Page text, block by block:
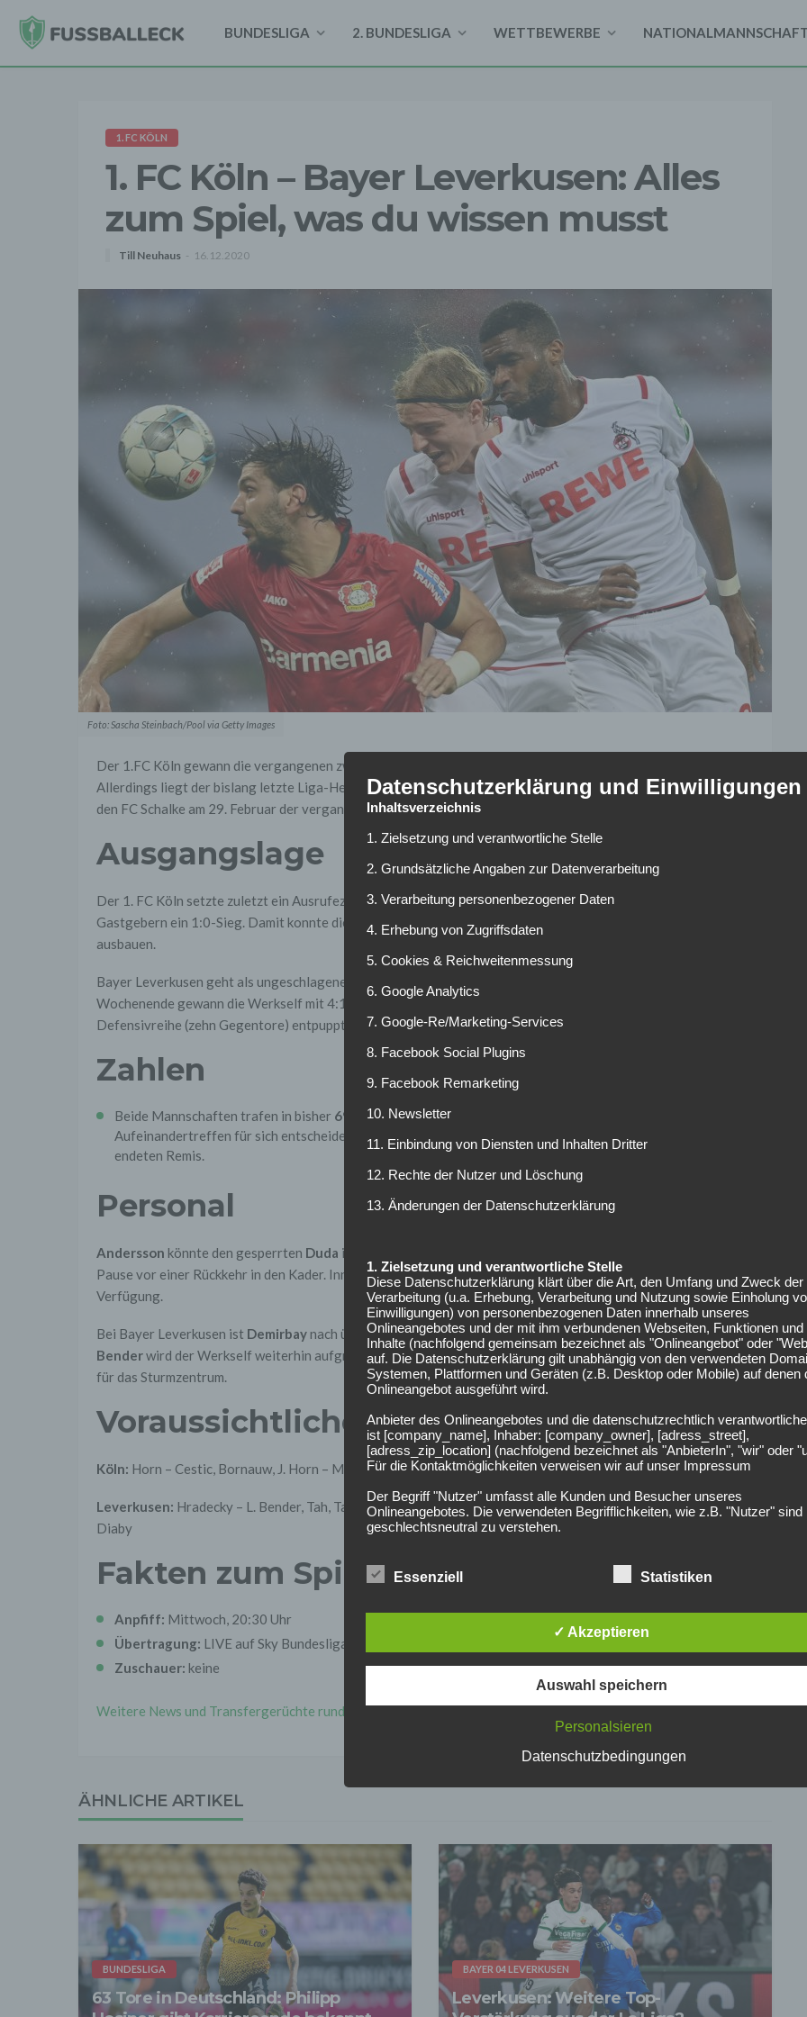
BUNDESLIGA 2. BUNDESLIGA WETTBEWERBE
1. FC KÖLN
1. FC Köln – Bayer Leverkusen: Alles
zum Spiel, was du wissen musst
Till Neuhaus 16.12.2020
Foto: Sascha Steinbach/Pool via Getty Images
Der 1.FC Köln gewann die vergangenen zwei Derbys gegen Leverkusen im eigenen Stadion jeweils mit 2:0.
Allerdings liegt der bislang letzte Liga-Heimsieg des FC über neun Monaten zurück – beim 3:0-Erfolg gegen
den FC Schalke am 29. Februar der vergangenen Spielzeit.
Ausgangslage
Der 1. FC Köln setzte zuletzt ein Ausrufezeichen im Abstiegskampf. Im Auswärtsspiel in Mainz gelang den
Gastgebern ein 1:0-Sieg. Damit konnte die Mannschaft den Vorsprung zum Relegationsplatz auf drei Punkte
ausbauen.
Bayer Leverkusen geht als ungeschlagener Tabellenführer in das Rheinderby gegen Köln. Am vergangenen
Wochenende gewann die Werkself mit 4:1 im Heimspiel gegen Hoffenheim. Insbesondere die stabile
Defensivreihe (zehn Gegentore) entpuppte sich zuletzt als Schlüssel des Erfolgs.
Zahlen
Beide Mannschaften trafen in bisher 69 Pflichtspielen aufeinander. Der 1. FC Köln konnte insgesamt
Aufeinandertreffen für sich entscheiden. Bayer Leverkusen gewann insgesamt
26 Duelle.
endeten Remis.
Personal
Andersson könnte den gesperrten Duda im Sturmzentrum vertreten. Kapitän
Pause vor einer Rückkehr in den Kader. InnenverteidigerCzichos steht den Gastgebern weiterhin nicht zur
Verfügung.
Bei Bayer Leverkusen ist Demirbay nach überstandener Covid-19-Erkrankung wieder einsatzbereit. Sven
Benderwird der Werkself weiterhin aufgrund Kapselverletzung fehlen.Alarioist eine Alternative zuSchick
für das Sturmzentrum.
Voraussichtliche Aufstellungen
Köln: Horn – Cestic, Bornauw, J. Horn – M. Wolf, Jakobs – Skhiri, Özcan – Rexhbecaj, Thielmann – Andersson
Leverkusen: Hradecky – L. Bender, Tah, Tapsoba, Sinkgraven – Baumgartlinger – Wirtz, Amiri – Bailey, Schick,
Diaby
Fakten zum Spiel
Anpfiff: Mittwoch, 20:30 Uhr
Übertragung: LIVE auf Sky Bundesliga 5
Zuschauer: keine
Weitere News und Transfergerüchte rund um den deutschen Fußball findest du hier >>
ÄHNLICHE ARTIKEL
BUNDESLIGA
63 Tore in Deutschland: Philipp
BAYER 04 LEVERKUSEN
Leverkusen: Weitere Top-
Datenschutzerklärung und Einwilligungen
Inhaltsverzeichnis
1. Zielsetzung und verantwortliche Stelle
2. Grundsätzliche Angaben zur Datenverarbeitung
3. Verarbeitung personenbezogener Daten
4. Erhebung von Zugriffsdaten
5. Cookies & Reichweitenmessung
6. Google Analytics
7. Google-Re/Marketing-Services
8. Facebook Social Plugins
9. Facebook Remarketing
10. Newsletter
11. Einbindung von Diensten und Inhalten Dritter
12. Rechte der Nutzer und Löschung
13. Änderungen der Datenschutzerklärung
1. Zielsetzung und verantwortliche Stelle
Diese Datenschutzerklärung klärt über die Art, den Umfang und Zweck der
Verarbeitung (u.a. Erhebung, Verarbeitung und Nutzung sowie Einholung
Einwilligungen) von personenbezogenen Daten innerhalb unseres
Onlineangebotes und der mit ihm verbundenen Webseiten, Funktionen und
Inhalte (nachfolgend gemeinsam bezeichnet als "Onlineangebot" oder
auf. Die Datenschutzerklärung gilt unabhängig von den verwendeten
Systemen, Plattformen und Geräten (z.B. Desktop oder Mobile) auf denen
Onlineangebot ausgeführt wird.
Anbieter des Onlineangebotes und die datenschutzrechtlich
ist [company_name], Inhaber: [company_owner], [adress_street],
[adress_zip_location] (nachfolgend bezeichnet als "AnbieterIn", "wir" oder
Für die Kontaktmöglichkeiten verweisen wir auf unser Impressum
Der Begriff "Nutzer" umfasst alle Kunden und Besucher unseres
Onlineangebotes. Die verwendeten Begrifflichkeiten, wie z.B. "Nutzer" sind
geschlechtsneutral zu verstehen.
Wir verarbeiten personenbezogene Daten der Nutzer nur unter Einhaltung
einschlägigen Datenschutzbestimmungen entsprechend den Geboten der
Daten zur Erbringung unserer vertraglichen Leistungen sowie Online-
erforderlich, bzw. gesetzlich vorgeschrieben sind oder beim Vorliegen einer
Einwilligung verarbeitet.
Wir treffen organisatorische, vertragliche und technische
entsprechend dem Stand der Technik, um sicher zu stellen, dass die
der Datenschutzgesetze eingehalten werden und um damit die durch uns
Zerstörung oder gegen den Zugriff unberechtigter Personen zu schützen.
Sofern im Rahmen dieser Datenschutzerklärung Inhalte, Werkzeuge oder
stattfindet. Die Übermittlung von Daten in Drittstaaten erfolgt entweder auf
Grundlage einer gesetzlichen Erlaubnis, einer Einwilligung der Nutzer oder
spezieller Vertragsklauseln, die eine gesetzlich vorausgesetzte Sicherheit
Daten gewährleisten.
3. Verarbeitung personenbezogener Daten
Die personenbezogenen Daten werden, neben den ausdrücklich in dieser
Datenschutzerklärung genannten Verwendung, für die folgenden Zwecke auf
Grundlage gesetzlicher Erlaubnisse oder Einwilligungen der Nutzer
- Die Zurverfügungstellung, Ausführung, Pflege, Optimierung und Sicherung
unserer Dienste-, Service- und Nutzerleistungen;
Essenziell Statistiken
✓ Akzeptieren
Auswahl speichern
Personalsieren
Datenschutzbedingungen